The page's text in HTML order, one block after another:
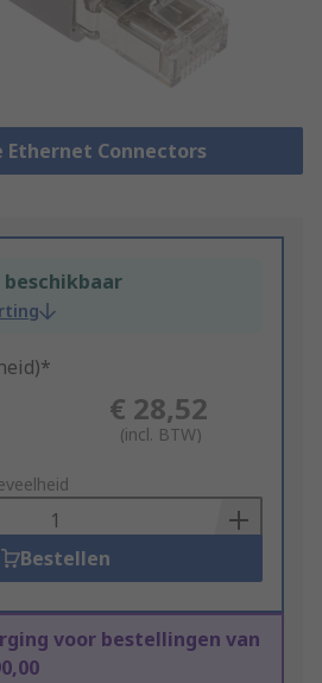
Ethernet Connectors
€ 28,52
(incl. BTW)
Bestellen
voor bestellingen van